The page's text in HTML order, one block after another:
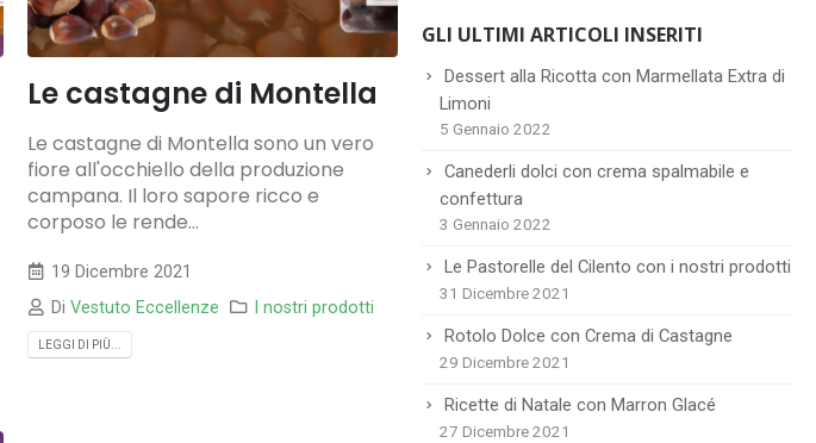
Le castagne di Montella
Le castagne di Montella sono un vero
fiore all'occhiello della produzione
campana. Il loro sapore ricco e
corposo le rende...
19 Dicembre 2021
DiVestuto Eccellenze I nostri prodotti
LEGGI DI PIÙ...
GLI ULTIMI ARTICOLI INSERITI
Dessert alla Ricotta con Marmellata Extra di
Limoni
5 Gennaio 2022
Canederli dolci con crema spalmabile e
confettura
3 Gennaio 2022
Le Pastorelle del Cilento con i nostri prodotti
31 Dicembre 2021
Rotolo Dolce con Crema di Castagne
29 Dicembre 2021
Ricette di Natale con Marron Glacé
27 Dicembre 2021